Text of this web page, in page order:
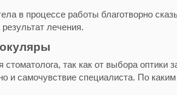
в процессе работы благотворно
лечения.
так как от выбора оптики
и самочувствие специалиста. По